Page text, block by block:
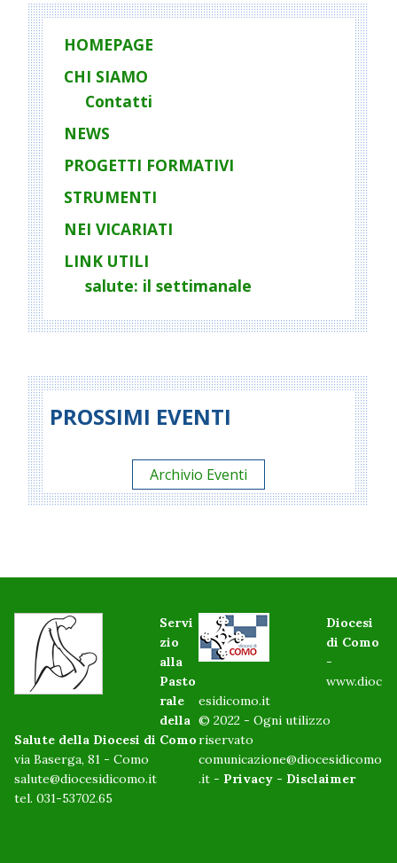
italiana
HOMEPAGE
CHI SIAMO
Contatti
NEWS
PROGETTI FORMATIVI
STRUMENTI
NEI VICARIATI
LINK UTILI
salute: il settimanale
PROSSIMI EVENTI
Archivio Eventi
Servi
zio
alla
Pasto
rale
della
Salute della Diocesi di Como
via Baserga, 81 - Como
salute@diocesidicomo.it
tel. 031-53702.65
Diocesi
di Como
-
www.dioc
esidicomo.it
© 2022 - Ogni utilizzo
riservato
comunicazione@diocesidicomo
.it - Privacy - Disclaimer